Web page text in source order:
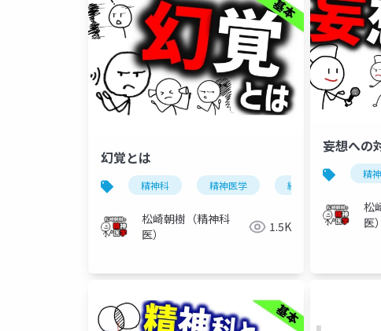
幻覚とは
精神科 精神医学 統合失調症
松崎朝樹（精神科
医）
1.5K
妄想への
精
松
医）